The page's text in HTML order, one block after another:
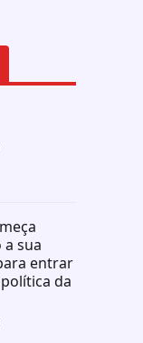
sua
entrar
da